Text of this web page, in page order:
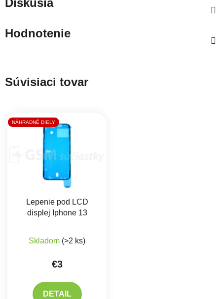
Hodnotenie
Súvisiaci tovar
NÁHRADNÉ DIELY
Lepenie pod LCD
displej Iphone 13
Skladom (>2 ks)
€3
DETAIL